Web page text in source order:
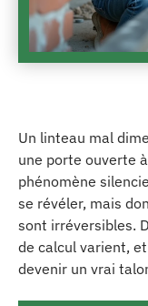
Un linteau mal
une porte ouverte
phénomène
se révéler, mais
sont irréversibles.
de calcul varient,
devenir un vrai